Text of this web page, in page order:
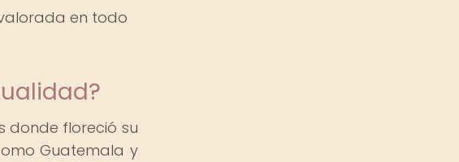
en todo
donde floreció su
Guatemala y